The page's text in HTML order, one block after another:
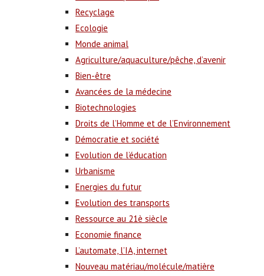
Recyclage
Ecologie
Monde animal
Agriculture/aquaculture/pêche, d’avenir
Bien-être
Avancées de la médecine
Biotechnologies
Droits de l’Homme et de l’Environnement
Démocratie et société
Evolution de l’éducation
Urbanisme
Energies du futur
Evolution des transports
Ressource au 21è siècle
Economie finance
L’automate, l’IA, internet
Nouveau matériau/molécule/matière